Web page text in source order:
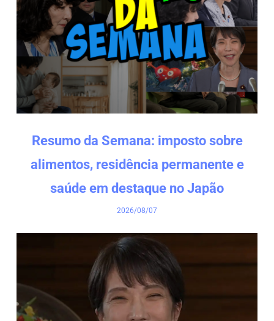
Resumo da Semana: imposto sobre
alimentos, residência permanente e
saúde em destaque no Japão
2026/08/07